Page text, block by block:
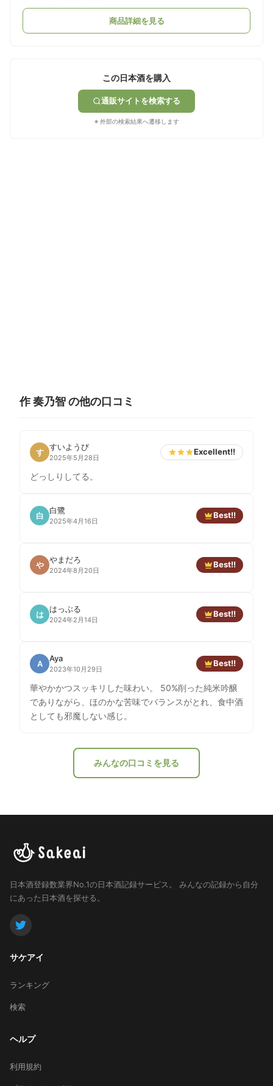
商品詳細を見る
この日本酒を購入
通販サイトを検索する
※ 外部の検索結果へ遷移します
作 奏乃智 の他の口コミ
す
すいようび
2025年5月28日
Excellent!!
どっしりしてる。
白
白鷺
2025年4月16日
Best!!
や
やまだろ
2024年8月20日
Best!!
は
はっぶる
2024年2月14日
Best!!
A
Aya
2023年10月29日
Best!!
華やかかつスッキリした味わい。 50%削った純米吟醸
でありながら、ほのかな苦味でバランスがとれ、食中酒
としても邪魔しない感じ。
みんなの口コミを見る
日本酒登録数業界No.1の日本酒記録サービス。
みんなの記録から自分
にあった日本酒を探せる。
サケアイ
ランキング
検索
ヘルプ
利用規約